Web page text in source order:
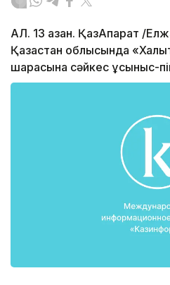
АЛ. 13 қазан. ҚазАқпарат /
Қазақстан облысында
шарасына сәйкес ұсыныс-